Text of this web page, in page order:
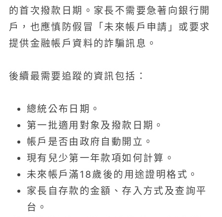
的首次撥款日期。家長不需要急著向銀行開
戶，也應慎防假冒「未來帳戶申請」或要求
提供金融帳戶資料的詐騙訊息。
後續最需要追蹤的資訊包括：
總統公布日期。
第一批適用對象及撥款日期。
帳戶是否由政府自動開立。
現有兒少第一年款項如何計算。
未來帳戶滿18歲後的用途證明格式。
家長自存款的金額、存入方式及查詢平
台。